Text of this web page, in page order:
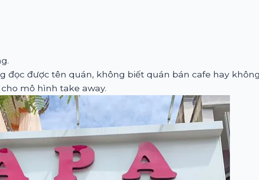
đọc được tên quán, không biết quán bán cafe hay
mô hình take away.